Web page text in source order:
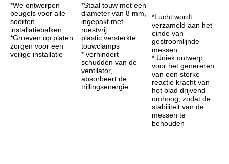
*We ontwerpen
beugels voor alle
soorten
installatiebalken
*Groeven op platen
zorgen voor een
veilige installatie
*Staal touw met een
diameter van 8 mm,
ingepakt met
roestvrij
plastic,versterkte
touwclamps
* verhindert
schudden van de
ventilator,
absorbeert de
trillingsenergie.
*Lucht wordt
verzameld aan het
einde van
gestroomlijnde
messen
* Uniek ontwerp
voor het genereren
van een sterke
reactie kracht van
het blad drijvend
omhoog, zodat de
stabiliteit van de
messen te
behouden